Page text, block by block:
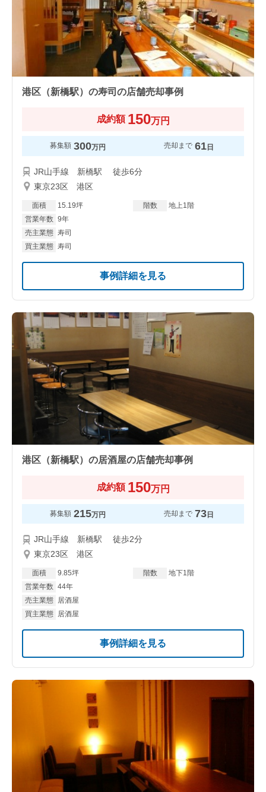
港区（新橋駅）の寿司の店舗売却事例
成約額 150万円
募集額 300万円 売却まで 61日
JR山手線 新橋駅 徒歩6分
東京23区 港区
面積 15.19坪 階数
地上1階
営業年数 9年
売主業態 寿司
買主業態 寿司
事例詳細を見る
港区（新橋駅）の居酒屋の店舗売却事例
成約額 150万円
募集額 215万円 売却まで 73日
JR山手線 新橋駅 徒歩2分
東京23区 港区
面積 9.85坪 階数
地下1階
営業年数 44年
売主業態
居酒屋
買主業態
居酒屋
事例詳細を見る